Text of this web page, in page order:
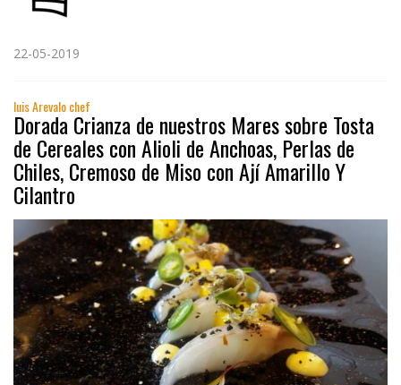
22-05-2019
luis Arevalo chef
Dorada Crianza de nuestros Mares sobre Tosta
de Cereales con Alioli de Anchoas, Perlas de
Chiles, Cremoso de Miso con Ají Amarillo Y
Cilantro